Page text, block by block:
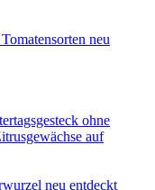
neu
ohne
auf
neu entdeckt